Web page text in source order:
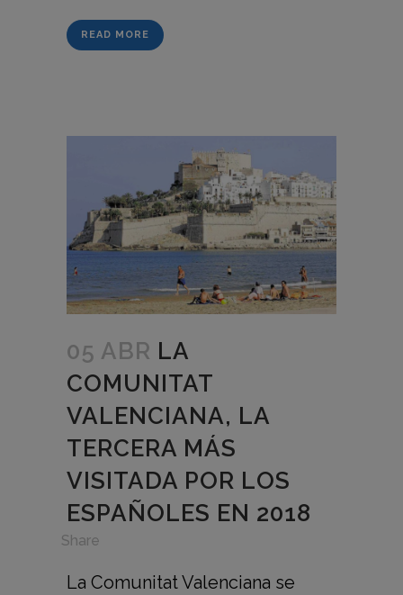
READ MORE
05 ABR LA
COMUNITAT
VALENCIANA, LA
TERCERA MÁS
VISITADA POR LOS
ESPAÑOLES EN 2018
Share
La Comunitat Valenciana se